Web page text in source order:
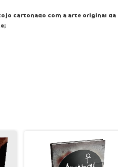
cartonado com a arte original da